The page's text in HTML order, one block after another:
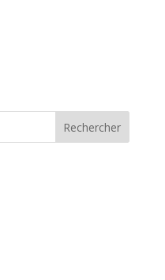
Rechercher